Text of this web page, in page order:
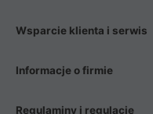
Wsparcie klienta i serwis
Informacje o firmie
Regulaminy i regulacje